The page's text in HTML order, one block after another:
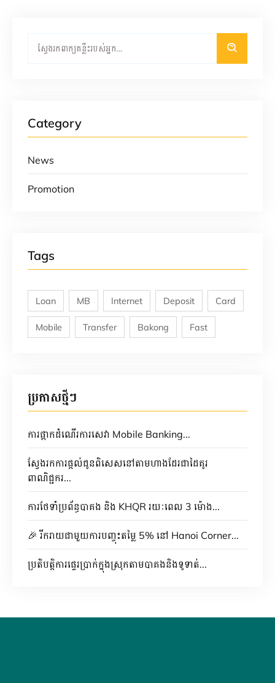
Category
News
Promotion
Tags
Loan MB Internet Deposit Card
Mobile Transfer Bakong Fast
ប្រកាសថ្មីៗ
ការផ្អាកដំណើរការសេវា Mobile Banking...
ស្វែងរកការផ្តល់ជូនពិសេសនៅតាមហាងដែរជាដៃគូរ
ពាណិជ្ជករ...
ការថែទាំប្រព័ន្ធបាគង និង KHQR រយៈពេល 3 ម៉ោង...
🎉 រីករាយជាមួយការបញ្ចុះតម្លៃ 5% នៅ Hanoi Corner...
ប្រតិបត្តិការផ្ទេរប្រាក់ក្នុងស្រុកតាមបាគងនិងទូទាត់...